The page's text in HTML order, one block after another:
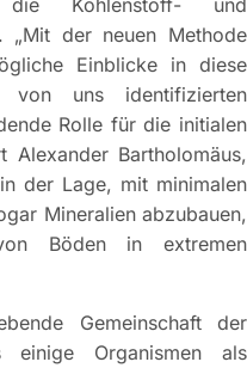
„Mit der neuen Methode
Einblicke in diese
von uns identifizierten
Rolle für die initialen
Alexander Bartholomäus,
der Lage, mit minimalen
Mineralien abzubauen,
Böden in extremen
Gemeinschaft der
einige Organismen als